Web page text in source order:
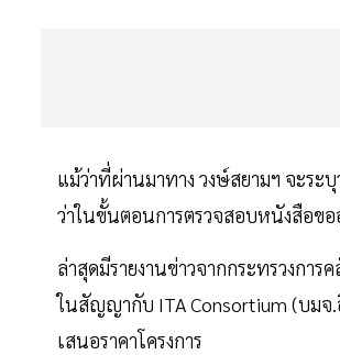
แม้ว่าที่ผ่านมาทาง วงษ์สยามฯ จะร
ว่าในขั้นตอนการตรวจสอบหนังสือข
ล่าสุดมีรายงานข่าวจากกระทรวงกา
ในสัญญากับ ITA Consortium (บมจ
เสนอราคาโครงการ